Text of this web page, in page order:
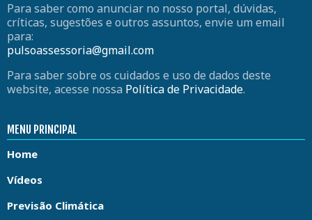
Para saber como anunciar no nosso portal, dúvidas,
críticas, sugestões e outros assuntos, envie um email
para:
pulsoassessoria@gmail.com
Para saber sobre os cuidados e uso de dados deste
website, acesse nossa Política de Privacidade.
MENU PRINCIPAL
Home
Vídeos
Previsão Climática